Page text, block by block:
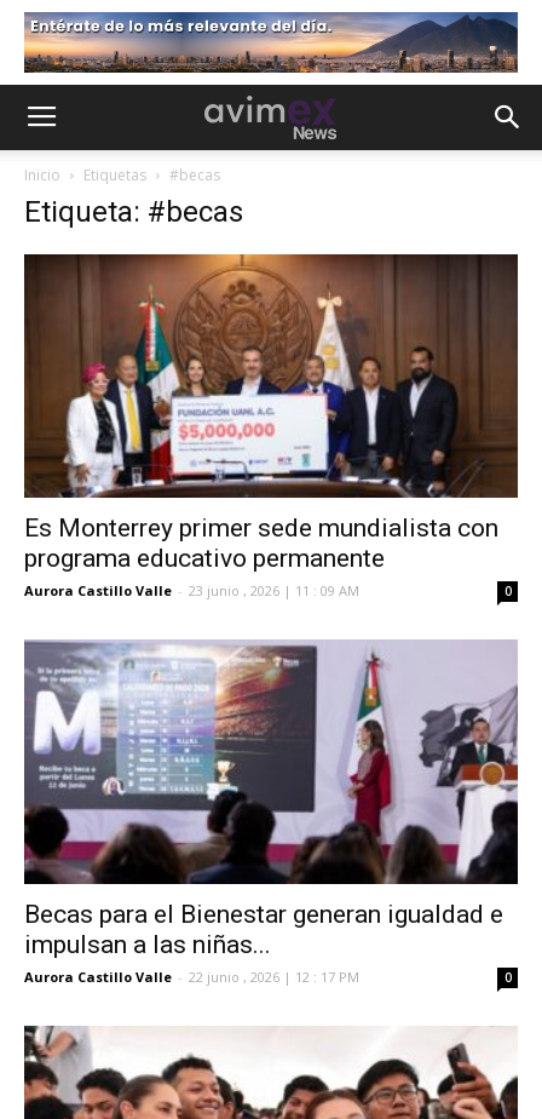
Inicio Etiquetas #becas
Etiqueta: #becas
Es Monterrey primer sede mundialista con
programa educativo permanente
Aurora Castillo Valle - 23 junio , 2026 | 11 : 09 AM 0
Becas para el Bienestar generan igualdad e
impulsan a las niñas...
Aurora Castillo Valle - 22 junio , 2026 | 12 : 17 PM 0